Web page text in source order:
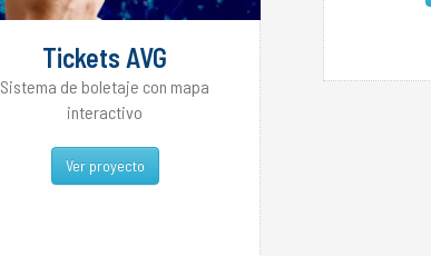
Tickets AVG
Sistema de boletaje con mapa
interactivo
Ver proyecto